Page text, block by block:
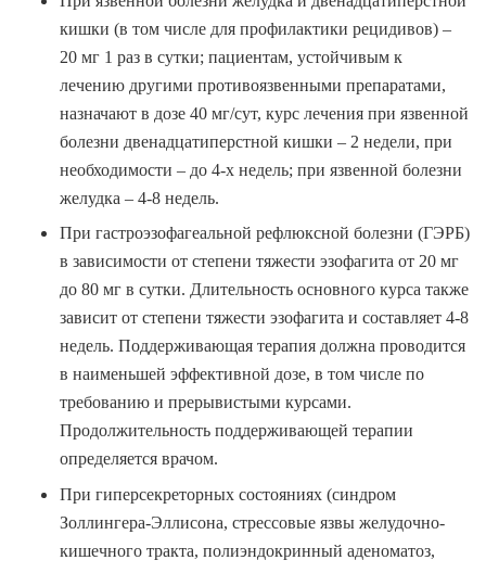
кишки (в том числе для профилактики рецидивов) –
20 мг 1 раз в сутки; пациентам, устойчивым к
лечению другими противоязвенными препаратами,
назначают в дозе 40 мг/сут, курс лечения при язвенной
болезни двенадцатиперстной кишки – 2 недели, при
необходимости – до 4-х недель; при язвенной болезни
желудка – 4-8 недель.
При гастроэзофагеальной рефлюксной болезни (ГЭРБ)
в зависимости от степени тяжести эзофагита от 20 мг
до 80 мг в сутки. Длительность основного курса также
зависит от степени тяжести эзофагита и составляет 4-8
недель. Поддерживающая терапия должна проводится
в наименьшей эффективной дозе, в том числе по
требованию и прерывистыми курсами.
Продолжительность поддерживающей терапии
определяется врачом.
При гиперсекреторных состояниях (синдром
Золлингера-Эллисона, стрессовые язвы желудочно-
кишечного тракта, полиэндокринный аденоматоз,